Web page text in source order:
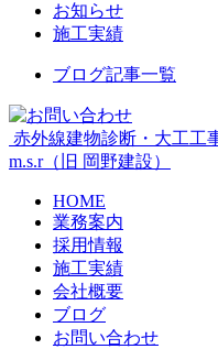
お知らせ
施工実績
ブログ記事一覧
赤外線建物診断・大工工
m.s.r（旧 岡野建設）
HOME
業務案内
採用情報
施工実績
会社概要
ブログ
お問い合わせ